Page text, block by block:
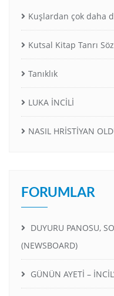
Kuşlardan çok daha
Kutsal Kitap Tanrı
Tanıklık
LUKA İNCİLİ
NASIL HRİSTİYAN
FORUMLAR
DUYURU PANOSU,
(NEWSBOARD)
GÜNÜN AYETİ –